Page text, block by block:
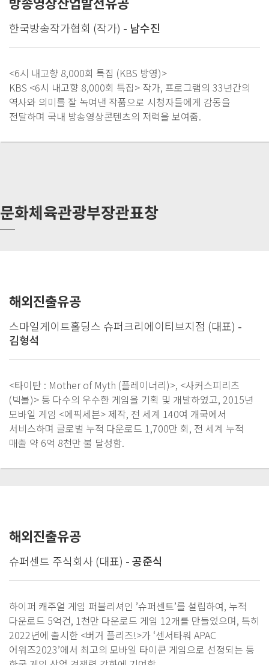
한국방송작가협회 (작가) - 남수진
<6시 내고향 8,000회 특집 (KBS 방영)>
KBS <6시 내고향 8,000회 특집> 작가, 프로그램의 33년간의
역사와 의미를 잘 녹여낸 작품으로 시청자들에게 감동을
전달하며 국내 방송영상콘텐츠의 저력을 보여줌.
문화체육관광부장관표창
해외진출유공
스마일게이트홀딩스 슈퍼크리에이티브지점 (대표) -
김형석
<타이탄 : Mother of Myth (플레이너리)>, <사커스피리츠
(빅볼)> 등 다수의 우수한 게임을 기획 및 개발하였고, 2015년
모바일 게임 <에픽세븐> 제작, 전 세계 140여 개국에서
서비스하며 글로벌 누적 다운로드 1,700만 회, 전 세계 누적
매출 약 6억 8천만 불 달성함.
해외진출유공
슈퍼센트 주식회사 (대표) - 공준식
하이퍼 캐주얼 게임 퍼블리셔인 ’슈퍼센트’를 설립하여, 누적
다운로드 5억건, 1천만 다운로드 게임 12개를 만들었으며, 특히
2022년에 출시한 <버거 플리즈!>가 ‘센서타워 APAC
어워즈2023’에서 최고의 모바일 타이쿤 게임으로 선정되는 등